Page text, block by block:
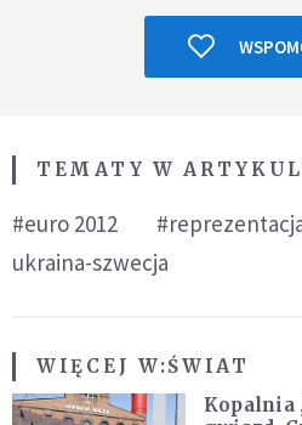
TEMATY W
#euro 2012
ukraina-szwecja
WIĘCEJ W:ŚWIAT
Kopalnia